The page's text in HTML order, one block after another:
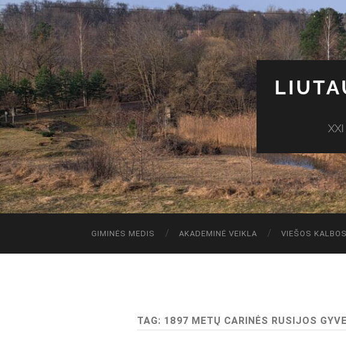
GIMINĖS MEDIS AKADEMINĖ VEIKLA VIEŠOS KALBOS
TAG: 1897 METŲ CARINĖS RUSIJOS